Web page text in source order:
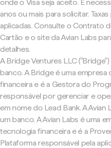
onde o Visa seja aceito. É
anos ou mais para solicitar.
aplicadas. Consulte o Contrato
Cartão e o site da Avian Labs
detalhes.
A Bridge Ventures LLC
banco. A Bridge é uma empresa
financeira e é a Gestora do
responsável por gerenciar e
em nome do Lead Bank. A Avian
um banco. A Avian Labs é uma
tecnologia financeira e é a
Plataforma responsável pela